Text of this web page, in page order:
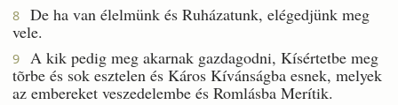
8
De ha van élelmünk és Ruházatunk, elégedjünk meg
vele.
9
A kik pedig meg akarnak gazdagodni, Kísértetbe meg
tõrbe és sok esztelen és Káros Kívánságba esnek, melyek
az embereket veszedelembe és Romlásba Merítik.